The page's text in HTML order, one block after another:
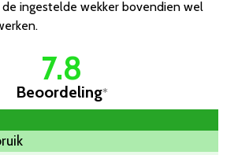
ingestelde wekker bovendien wel
7.8
Beoordeling*